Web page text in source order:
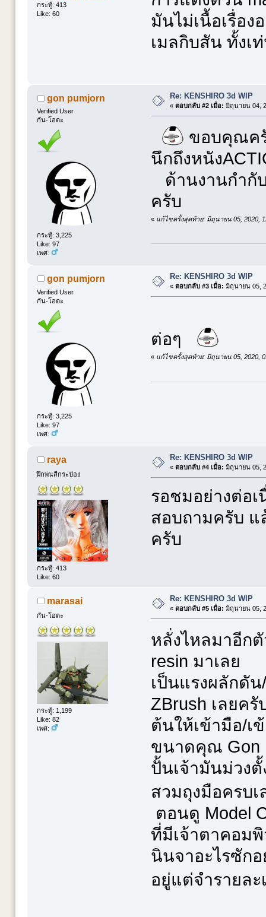
กระทู้: 413
Like: 60
มันไม่เนื้อเรื่อง
เมลกิบสัน ทั้งเ
gon pumjorn
Verified User
กัน-โอตะ
กระทู้: 3,225
Like: 97
เพศ:
Re: KENSHIRO 3d WIP
« ตอบกลับ #2 เมื่อ: มิถุนายน 04,
ขอบคุณค
นึกถึงหนัง
ด้านงานกำกั
ครับ
« แก้ไขครั้งสุดท้าย: มิถุนายน 05, 2020,
gon pumjorn
Verified User
กัน-โอตะ
กระทู้: 3,225
Like: 97
เพศ:
Re: KENSHIRO 3d WIP
« ตอบกลับ #3 เมื่อ: มิถุนายน 05,
ต่อๆ
« แก้ไขครั้งสุดท้าย: มิถุนายน 05, 2020,
raya
ฝึกพ่นสีกระป๋อง
กระทู้: 413
Like: 60
Re: KENSHIRO 3d WIP
« ตอบกลับ #4 เมื่อ: มิถุนายน 05,
รอชมอย่างต่อเ
สอบถามครับ
ครับ
marasai
กัน-โอตะ
กระทู้: 1,199
Like: 82
เพศ:
Re: KENSHIRO 3d WIP
« ตอบกลับ #5 เมื่อ: มิถุนายน 05,
หลั่งไหลมาอีก
resin มาเลย
เป็นแรงผลักดัน
ZBrush เลยค
ต้นให้เข้ามือ/เ
ขนาดคุณ Gon
ปั้นเจ้ามันม่วง
สวมถุงมือครบ
ตอนดู Model
ที่มีเจ้าตาคอม
นินจาอะไรซัก
อยู่แต่จำรายล